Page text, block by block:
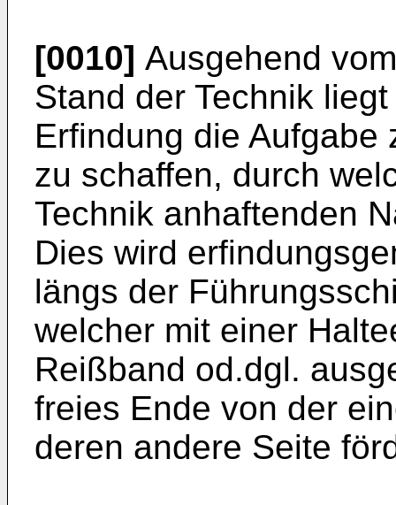
[0010] Ausgehend
Stand der Technik
Erfindung die Aufgabe
zu schaffen, durch
Technik anhaftenden
Dies wird
längs der
welcher mit einer
Reißband od.dgl.
freies Ende von der
deren andere Seite